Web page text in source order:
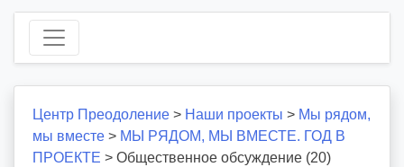
Центр Преодоление > Наши проекты > Мы рядом,
мы вместе > МЫ РЯДОМ, МЫ ВМЕСТЕ. ГОД В
ПРОЕКТЕ > Общественное обсуждение (20)